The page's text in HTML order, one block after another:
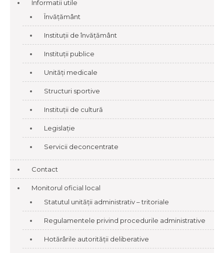
Informatii utile
Învățământ
Instituții de învățământ
Instituții publice
Unități medicale
Structuri sportive
Instituții de cultură
Legislație
Servicii deconcentrate
Contact
Monitorul oficial local
Statutul unității administrativ – tritoriale
Regulamentele privind procedurile administrative
Hotărârile autorității deliberative